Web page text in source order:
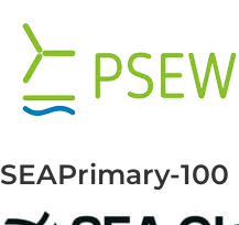
zawartości
SEAPrimary-100